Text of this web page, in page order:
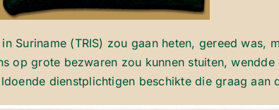
Suriname (TRIS) zou gaan heten, gereed was,
op grote bezwaren zou kunnen stuiten,
dienstplichtigen beschikte die graag aan